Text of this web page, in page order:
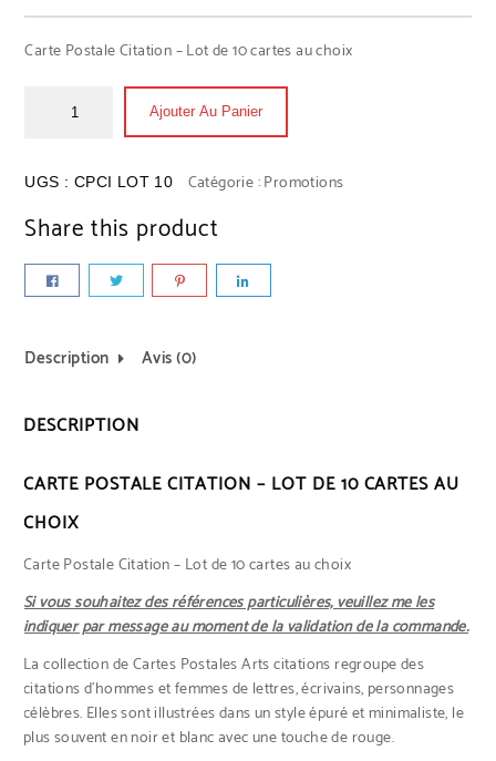
Carte Postale Citation – Lot de 10 cartes au choix
Ajouter Au Panier
UGS : CPCI LOT 10 Catégorie :Promotions
Share this product
Description Avis (0)
DESCRIPTION
CARTE POSTALE CITATION – LOT DE 10 CARTES AU
CHOIX
Carte Postale Citation – Lot de 10 cartes au choix
Si vous souhaitez des références particulières, veuillez me les
indiquer par message au moment de la validation de la commande.
La collection de Cartes Postales Arts citations regroupe des
citations d’hommes et femmes de lettres, écrivains, personnages
célèbres. Elles sont illustrées dans un style épuré et minimaliste, le
plus souvent en noir et blanc avec une touche de rouge.